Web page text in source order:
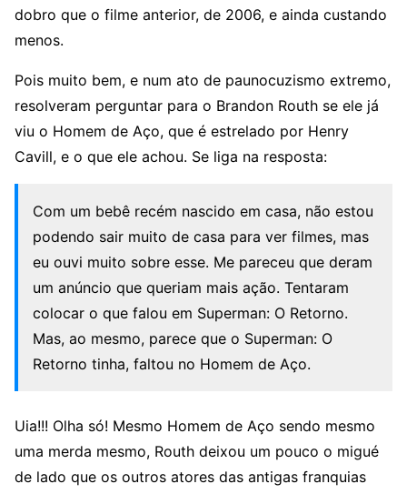
dobro que o filme anterior, de 2006, e ainda custando
menos.
Pois muito bem, e num ato de paunocuzismo extremo,
resolveram perguntar para o Brandon Routh se ele já
viu o Homem de Aço, que é estrelado por Henry
Cavill, e o que ele achou. Se liga na resposta:
Com um bebê recém nascido em casa, não estou
podendo sair muito de casa para ver filmes, mas
eu ouvi muito sobre esse. Me pareceu que deram
um anúncio que queriam mais ação. Tentaram
colocar o que falou em Superman: O Retorno.
Mas, ao mesmo, parece que o Superman: O
Retorno tinha, faltou no Homem de Aço.
Uia!!! Olha só! Mesmo Homem de Aço sendo mesmo
uma merda mesmo, Routh deixou um pouco o migué
de lado que os outros atores das antigas franquias